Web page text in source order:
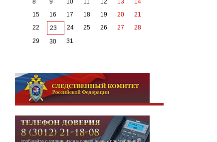
8
9 10 11 12 13
14
15
16 17 18 19 20
21
22
23 24 25 26 27
28
29
30 31